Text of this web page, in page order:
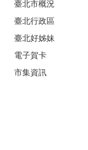
臺北市概況
臺北行政區
臺北好姊妹
電子賀卡
市集資訊